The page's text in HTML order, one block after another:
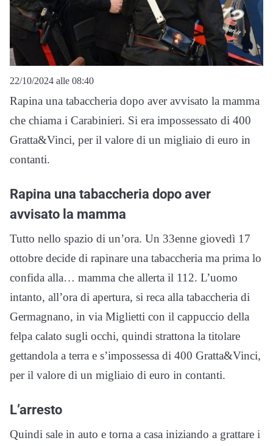
22/10/2024 alle 08:40
Rapina una tabaccheria dopo aver avvisato la mamma
che chiama i Carabinieri. Si era impossessato di 400
Gratta&Vinci, per il valore di un migliaio di euro in
contanti.
Rapina una tabaccheria dopo aver
avvisato la mamma
Tutto nello spazio di un’ora. Un 33enne giovedì 17
ottobre decide di rapinare una tabaccheria ma prima lo
confida alla… mamma che allerta il 112. L’uomo
intanto, all’ora di apertura, si reca alla tabaccheria di
Germagnano, in via Miglietti con il cappuccio della
felpa calato sugli occhi, quindi strattona la titolare
gettandola a terra e s’impossessa di 400 Gratta&Vinci,
per il valore di un migliaio di euro in contanti.
L’arresto
Quindi sale in auto e torna a casa iniziando a grattare i